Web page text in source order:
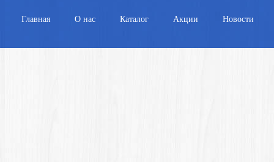
Главная О нас Каталог Акции Новости